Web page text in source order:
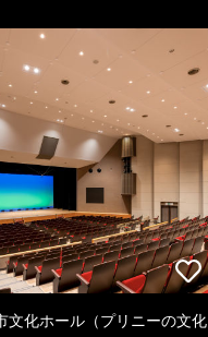
文化ホール（プリニーの文化